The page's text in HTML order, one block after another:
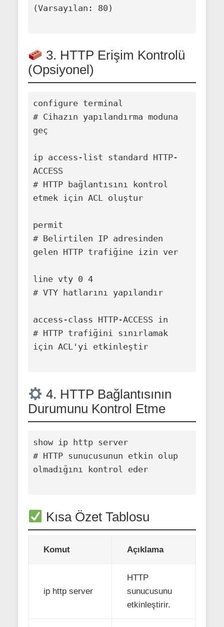
(Varsayılan: 80)
3. HTTP Erişim Kontrolü
(Opsiyonel)
configure terminal
# Cihazın yapılandırma moduna
geç
ip access-list standard HTTP-
ACCESS
# HTTP bağlantısını kontrol
etmek için ACL oluştur
permit
# Belirtilen IP adresinden
gelen HTTP trafiğine izin ver
line vty 0 4
# VTY hatlarını yapılandır
access-class HTTP-ACCESS in
# HTTP trafiğini sınırlamak
için ACL'yi etkinleştir
4. HTTP Bağlantısının
Durumunu Kontrol Etme
show ip http server
# HTTP sunucusunun etkin olup
olmadığını kontrol eder
Kısa Özet Tablosu
Komut Açıklama
ip http server
HTTP
sunucusunu
etkinleştirir.